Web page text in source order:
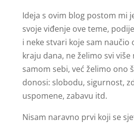
Ideja s ovim blog postom mi
svoje viđenje ove teme,
i neke stvari koje sam naučio
kraju dana, ne želimo svi više
samom sebi, već želimo ono
donosi: slobodu, sigurnost,
uspomene, zabavu itd.
Nisam naravno prvi koji se